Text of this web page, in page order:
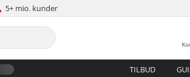
5+ mio. kunder
TILBUD